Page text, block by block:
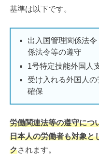
基準は以下です。
出入国管理関係法
係法令等の遵守
1号特定技能外国人
受け入れる外国人
確保
労働関連法等の遵守につ
日本人の労働者も対象と
クされます。